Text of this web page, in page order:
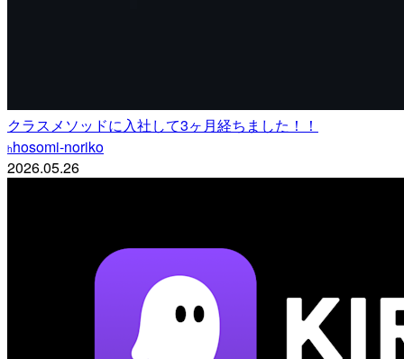
クラスメソッドに入社して3ヶ月経ちました！！
hhosomi-noriko
2026.05.26